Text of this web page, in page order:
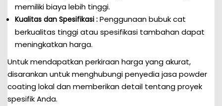
memiliki biaya lebih tinggi.
Kualitas dan Spesifikasi : Penggunaan bubuk cat
berkualitas tinggi atau spesifikasi tambahan dapat
meningkatkan harga.
Untuk mendapatkan perkiraan harga yang akurat,
disarankan untuk menghubungi penyedia jasa powder
coating lokal dan memberikan detail tentang proyek
spesifik Anda.